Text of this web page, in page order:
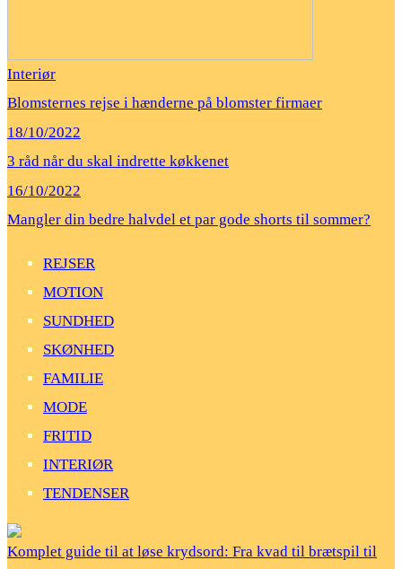
Interiør
Blomsternes rejse i hænderne på blomster firmaer
18/10/2022
3 råd når du skal indrette køkkenet
16/10/2022
Mangler din bedre halvdel et par gode shorts til sommer?
REJSER
MOTION
SUNDHED
SKØNHED
FAMILIE
MODE
FRITID
INTERIØR
TENDENSER
Komplet guide til at løse krydsord: Fra kvad til brætspil til